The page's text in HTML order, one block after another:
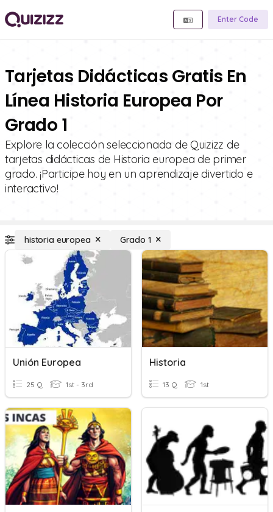
Enter Code
Tarjetas Didácticas Gratis En
Línea Historia Europea Por
Grado 1
Explore la colección seleccionada de Quizizz de
tarjetas didácticas de Historia europea de primer
grado. ¡Participe hoy en un aprendizaje divertido e
interactivo!
historia europea Grado 1
Unión Europea
25 Q 1st - 3rd
Historia
13 Q 1st